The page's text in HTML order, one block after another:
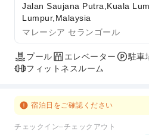
Jalan Saujana Putra,Kuala
Lumpur,Malaysia
マレーシア セランゴール
プール エレベーター 駐車
フィットネスルーム
宿泊日をご確認ください
チェックイン–チェックアウト